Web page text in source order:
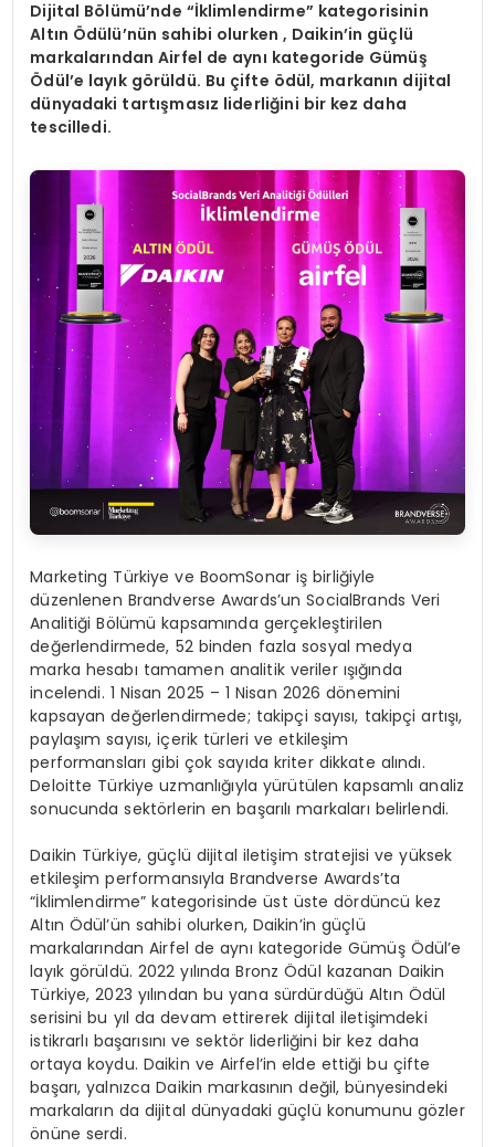
Dijital Bölümü’nde “İklimlendirme” kategorisinin
Altın Ödülü’nün sahibi olurken , Daikin’in güçlü
markalarından Airfel de aynı kategoride Gümüş
Ödül’e layık görüldü. Bu çifte ödül, markanın dijital
dünyadaki tartışmasız liderliğini bir kez daha
tescilledi.
Marketing Türkiye ve BoomSonar iş birliğiyle
düzenlenen Brandverse Awards’un SocialBrands Veri
Analitiği Bölümü kapsamında gerçekleştirilen
değerlendirmede, 52 binden fazla sosyal medya
marka hesabı tamamen analitik veriler ışığında
incelendi. 1 Nisan 2025 – 1 Nisan 2026 dönemini
kapsayan değerlendirmede; takipçi sayısı, takipçi artışı,
paylaşım sayısı, içerik türleri ve etkileşim
performansları gibi çok sayıda kriter dikkate alındı.
Deloitte Türkiye uzmanlığıyla yürütülen kapsamlı analiz
sonucunda sektörlerin en başarılı markaları belirlendi.
Daikin Türkiye, güçlü dijital iletişim stratejisi ve yüksek
etkileşim performansıyla Brandverse Awards’ta
“İklimlendirme” kategorisinde üst üste dördüncü kez
Altın Ödül’ün sahibi olurken, Daikin’in güçlü
markalarından Airfel de aynı kategoride Gümüş Ödül’e
layık görüldü. 2022 yılında Bronz Ödül kazanan Daikin
Türkiye, 2023 yılından bu yana sürdürdüğü Altın Ödül
serisini bu yıl da devam ettirerek dijital iletişimdeki
istikrarlı başarısını ve sektör liderliğini bir kez daha
ortaya koydu. Daikin ve Airfel’in elde ettiği bu çifte
başarı, yalnızca Daikin markasının değil, bünyesindeki
markaların da dijital dünyadaki güçlü konumunu gözler
önüne serdi.